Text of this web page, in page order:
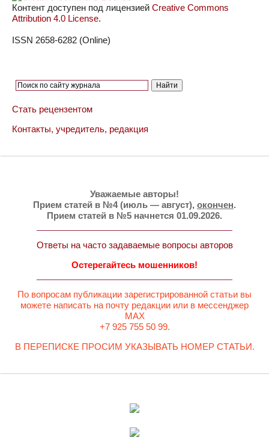
Контент доступен под лицензией Creative Commons
Attribution 4.0 License.
ISSN 2658-6282 (Online)
Стать рецензентом
Контакты, учредитель, редакция
Уважаемые авторы!
Прием статей в №4 (июль — август), окончен.
Прием статей в №5 начнется 01.09.2026.
Ответы на часто задаваемые вопросы авторов
Остерегайтесь мошенников!
По вопросам публикации зарегистрированной статьи вы
можете написать на почту редакции или в мессенджер
MAX
+7 925 755 50 99.
В ПЕРЕПИСКЕ ПРОСИМ УКАЗЫВАТЬ НОМЕР СТАТЬИ.